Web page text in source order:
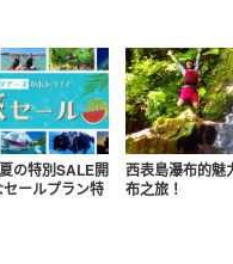
の特別SALE開
ールプラン特
西表島瀑布的魅
布之旅！